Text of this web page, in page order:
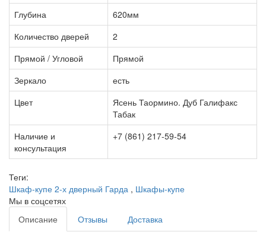
Глубина
620мм
Количество дверей
2
Прямой / Угловой
Прямой
Зеркало
есть
Цвет
Ясень Таормино. Дуб Галифакс
Табак
Наличие и
консультация
+7 (861) 217-59-54
Теги:
Шкаф-купе 2-х дверный Гарда , Шкафы-купе
Мы в соцсетях
Описание
Отзывы
Доставка